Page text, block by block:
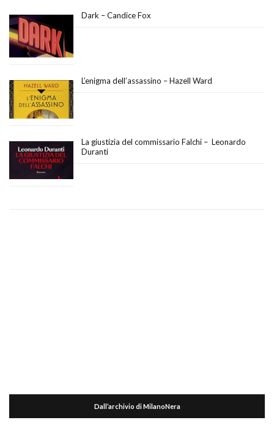
Dark – Candice Fox
L’enigma dell’assassino – Hazell Ward
La giustizia del commissario Falchi – Leonardo
Duranti
Dall’archivio di MilanoNera